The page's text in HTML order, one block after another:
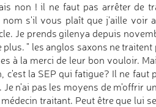
non ! il ne faut pas arrêter de
s'il vous plaît que j'aille voir
Je prends gilenya depuis
" les anglos saxons ne
à la merci de leur bon vouloir.
la SEP qui fatigue? Il ne faut
n'ai pas les moyens de m'offrir
traitant. Peut être que lui